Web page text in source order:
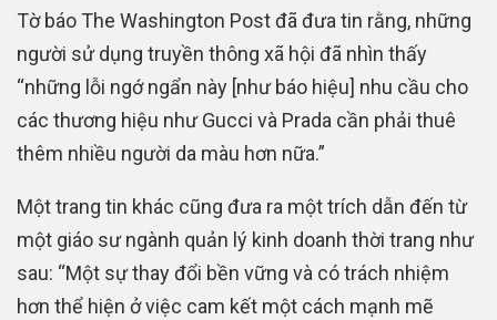
Tờ báo The Washington Post đã đưa tin rằng, những
người sử dụng truyền thông xã hội đã nhìn thấy
“những lỗi ngớ ngẩn này [như báo hiệu] nhu cầu cho
các thương hiệu như Gucci và Prada cần phải thuê
thêm nhiều người da màu hơn nữa.”
Một trang tin khác cũng đưa ra một trích dẫn đến từ
một giáo sư ngành quản lý kinh doanh thời trang như
sau: “Một sự thay đổi bền vững và có trách nhiệm
hơn thể hiện ở việc cam kết một cách mạnh mẽ